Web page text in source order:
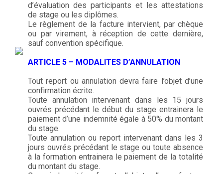
d’évaluation des participants et les attestations
de stage ou les diplômes.
Le règlement de la facture intervient, par chèque
ou par virement, à réception de cette dernière,
sauf convention spécifique.
ARTICLE 5 – MODALITES D’ANNULATION
Tout report ou annulation devra faire l’objet d’une
confirmation écrite.
Toute annulation intervenant dans les 15 jours
ouvrés précédant le début du stage entrainera le
paiement d’une indemnité égale à 50% du montant
du stage.
Toute annulation ou report intervenant dans les 3
jours ouvrés précédant le stage ou toute absence
à la formation entrainera le paiement de la totalité
du montant du stage.